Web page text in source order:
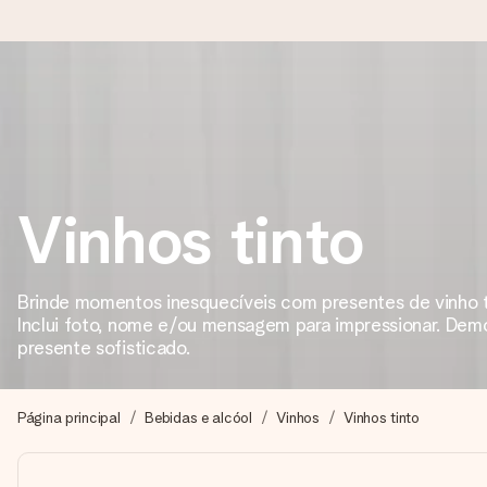
Preparamos o teu presente com toda a atenção e
4,7 (com base em +15.000 avaliações)
Cria algo único em apenas alguns passos - com o nome
Vinhos tinto
Brinde momentos inesquecíveis com presentes de vinho
Inclui foto, nome e/ou mensagem para impressionar.
presente sofisticado.
Página principal Bebidas e alcóol Vinhos Vinhos tinto